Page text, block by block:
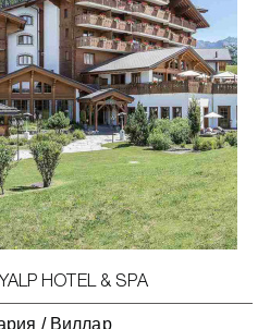
HOTEL & SPA
/ Виллар